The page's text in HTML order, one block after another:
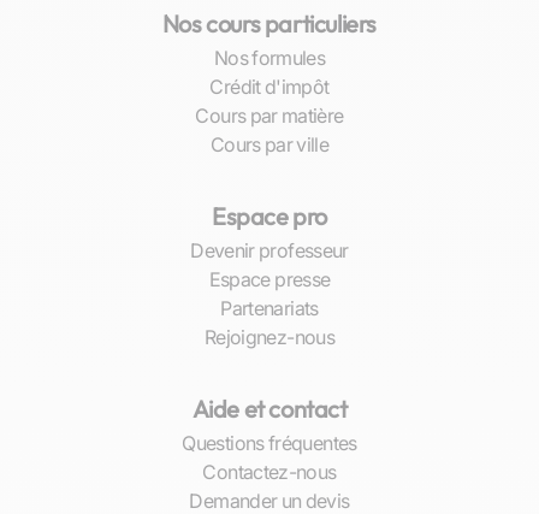
souvent la motivation première derrière la
recherche de cours particuliers en Histoire. À
Colombes, nous constatons que nos élèves
bénéficiant d’un accompagnement individualisé
progressent significativement, tant dans leur
compréhension globale que dans leur capacité
Nos professeurs ne se contentent pas seulement
d’aider leurs élèves avec leurs devoirs existants
; ils leur inculquent également des méthodes
efficaces pour optimiser leurs séances de travail
techniques d’apprentissage innovantes qui
aident non seulement pour l’Histoire mais
servent également dans toutes les matières
nécessitant mémorisation et analyse critique.
Nos cours particuliers
Nos formules
Crédit d'impôt
Cours par matière
Cours par ville
Espace pro
Devenir professeur
Espace presse
Partenariats
Rejoignez-nous
Aide et contact
Questions fréquentes
Contactez-nous
Demander un devis